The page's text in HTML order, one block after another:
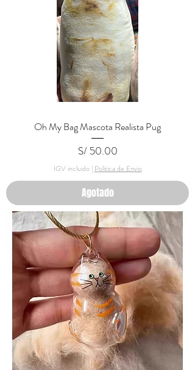
Oh My Bag Mascota Realista Pug
Precio
S/ 50.00
IGV incluido| Politica de Envio
Agotado